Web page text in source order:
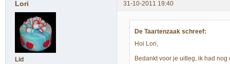
Lori 31-10-2011 19:40
Lid
De Taartenzaak schreef:
Hoi Lori,
Bedankt voor je uitleg, ik had